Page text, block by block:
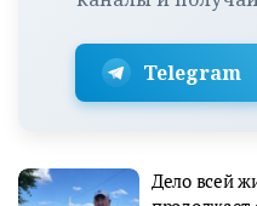
Telegram
Дело всей